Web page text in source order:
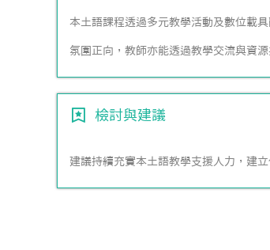
本土語課程透過多元教學活動及數位載
氛圍正向，教師亦能透過教學交流與資
檢討與建議
建議持續充實本土語教學支援人力，建立